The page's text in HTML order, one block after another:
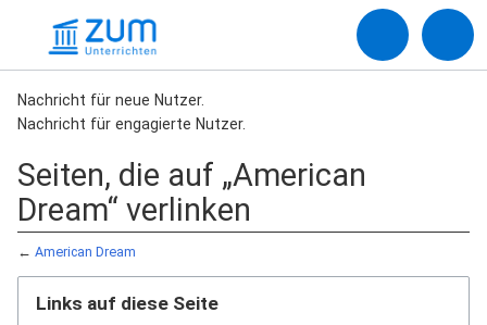
Nachricht für neue Nutzer.
Nachricht für engagierte Nutzer.
Seiten, die auf „American
Dream“ verlinken
← American Dream
Links auf diese Seite